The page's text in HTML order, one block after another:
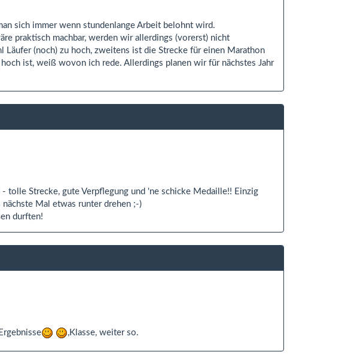
sich immer wenn stundenlange Arbeit belohnt wird.
praktisch machbar, werden wir allerdings (vorerst) nicht
(noch) zu hoch, zweitens ist die Strecke für einen Marathon
ist, weiß wovon ich rede. Allerdings planen wir für nächstes Jahr
tolle Strecke, gute Verpflegung und 'ne schicke Medaille!! Einzig
Mal etwas runter drehen ;-)
durften!
,Klasse, weiter so.